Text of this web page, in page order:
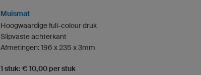
Muismat
Hoogwaardige full-colour druk
Slipvaste achterkant
Afmetingen: 196 x 235 x 3mm
1 stuk: € 10,00 per stuk